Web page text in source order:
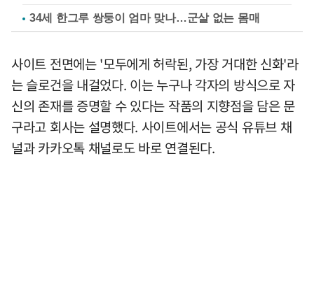
34세 한그루 쌍둥이 엄마 맞나…군살 없는 몸매
사이트 전면에는 '모두에게 허락된, 가장 거대한 신화'라
는 슬로건을 내걸었다. 이는 누구나 각자의 방식으로 자
신의 존재를 증명할 수 있다는 작품의 지향점을 담은 문
구라고 회사는 설명했다. 사이트에서는 공식 유튜브 채
널과 카카오톡 채널로도 바로 연결된다.